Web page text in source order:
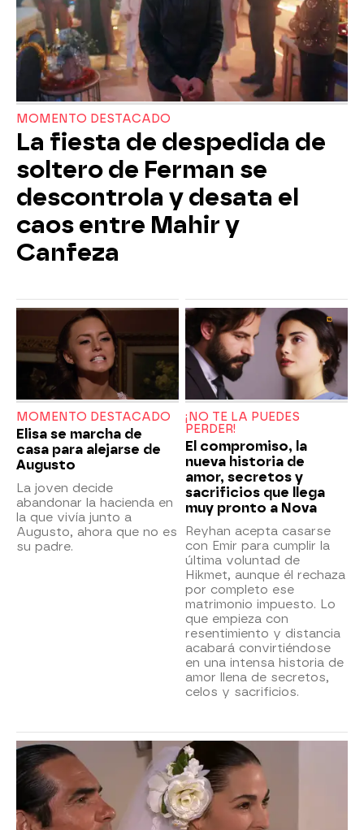
MOMENTO DESTACADO
La fiesta de despedida de
soltero de Ferman se
descontrola y desata el
caos entre Mahir y
Canfeza
MOMENTO DESTACADO
Elisa se marcha de
casa para alejarse de
Augusto
La joven decide
abandonar la hacienda en
la que vivía junto a
Augusto, ahora que no es
su padre.
¡NO TE LA PUEDES
PERDER!
El compromiso, la
nueva historia de
amor, secretos y
sacrificios que llega
muy pronto a Nova
Reyhan acepta casarse
con Emir para cumplir la
última voluntad de
Hikmet, aunque él rechaza
por completo ese
matrimonio impuesto. Lo
que empieza con
resentimiento y distancia
acabará convirtiéndose
en una intensa historia de
amor llena de secretos,
celos y sacrificios.